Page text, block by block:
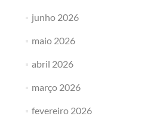
junho 2026
maio 2026
abril 2026
março 2026
fevereiro 2026